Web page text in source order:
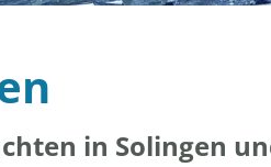
in Solingen